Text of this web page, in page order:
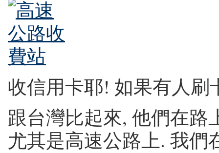
收信用卡耶! 如果有人
跟台灣比起來, 他們在路
尤其是高速公路上. 我們